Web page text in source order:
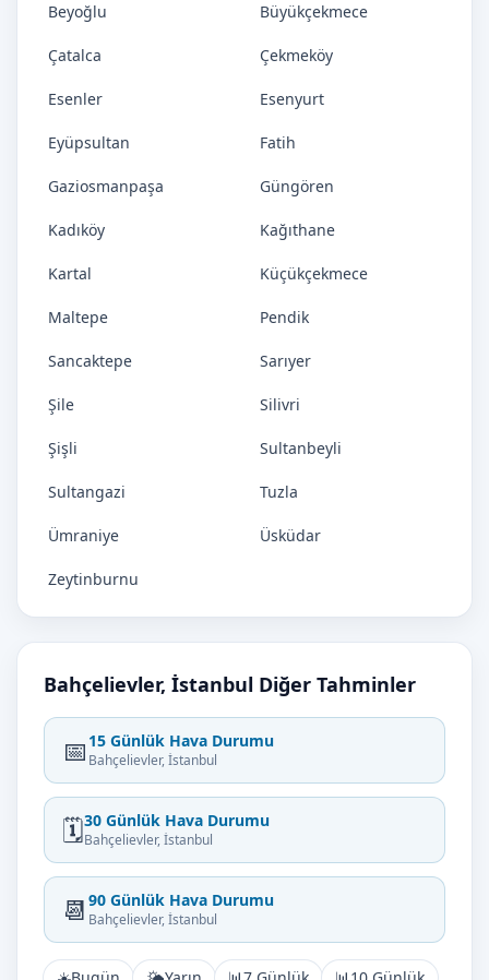
Beyoğlu Büyükçekmece
Çatalca Çekmeköy
Esenler Esenyurt
Eyüpsultan Fatih
Gaziosmanpaşa Güngören
Kadıköy Kağıthane
Kartal Küçükçekmece
Maltepe Pendik
Sancaktepe Sarıyer
Şile Silivri
Şişli Sultanbeyli
Sultangazi Tuzla
Ümraniye Üsküdar
Zeytinburnu
Bahçelievler, İstanbul Diğer Tahminler
📅 15 Günlük Hava Durumu
Bahçelievler, İstanbul
🗓️30 Günlük Hava Durumu
Bahçelievler, İstanbul
📆 90 Günlük Hava Durumu
Bahçelievler, İstanbul